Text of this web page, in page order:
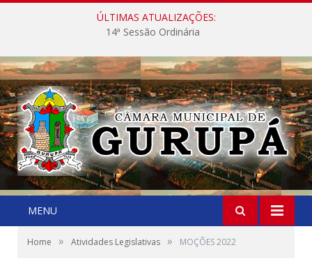
ÚLTIMAS ATUALIZAÇÕES:
14ª Sessão Ordinária
MENU
Home » Atividades Legislativas » MOÇÕES 2022